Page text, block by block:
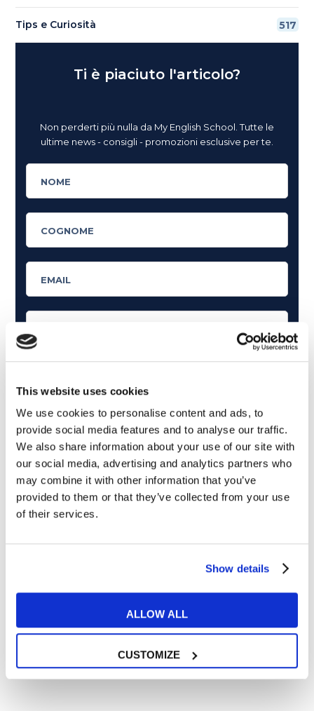
This website uses cookies
We use cookies to personalise content and ads, to
provide social media features and to analyse our traffic.
We also share information about your use of our site with
our social media, advertising and analytics partners who
may combine it with other information that you’ve
provided to them or that they’ve collected from your use
of their services.
Show details
ALLOW ALL
CUSTOMIZE
Tips e Curiosità 517
Ti è piaciuto l'articolo?
Non perderti più nulla da My English School. Tutte le
ultime news - consigli - promozioni esclusive per te.
Cosa ti piace leggere?
Articoli dedicati alla grammatica inglese
Articoli dedicati a inglese nel mondo del lavoro
Articoli con tips e new sulla lingua inglese
Articoli divertenti su film e musica
In quanto di età superiore ai 16 anni, dichiaro di acconsentire
all’informativa privacy.
Desidero ricevere comunicazioni commerciali e promozionali
RICHIEDI INFORMAZIONI